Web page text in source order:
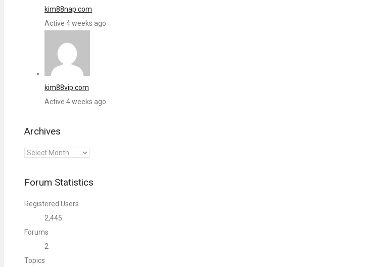
kim88nap com
Active 4 weeks ago
kim88vip com
Active 4 weeks ago
Archives
Archives
Forum Statistics
Registered Users
2,445
Forums
2
Topics